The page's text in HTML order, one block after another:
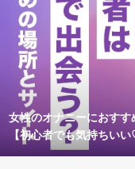
女性のオナニーにおす
【初心者でも気持ちい